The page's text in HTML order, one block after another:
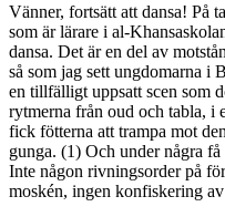
Vänner, fortsätt att dansa! På
som är lärare i al-
dansa. Det är en del av
så som jag sett ungdomarna i
en tillfälligt uppsatt scen som
rytmerna från oud och tabla, i
fick fötterna att trampa mot
gunga. (1) Och under några
Inte någon rivningsorder på
moskén, ingen konfiskering